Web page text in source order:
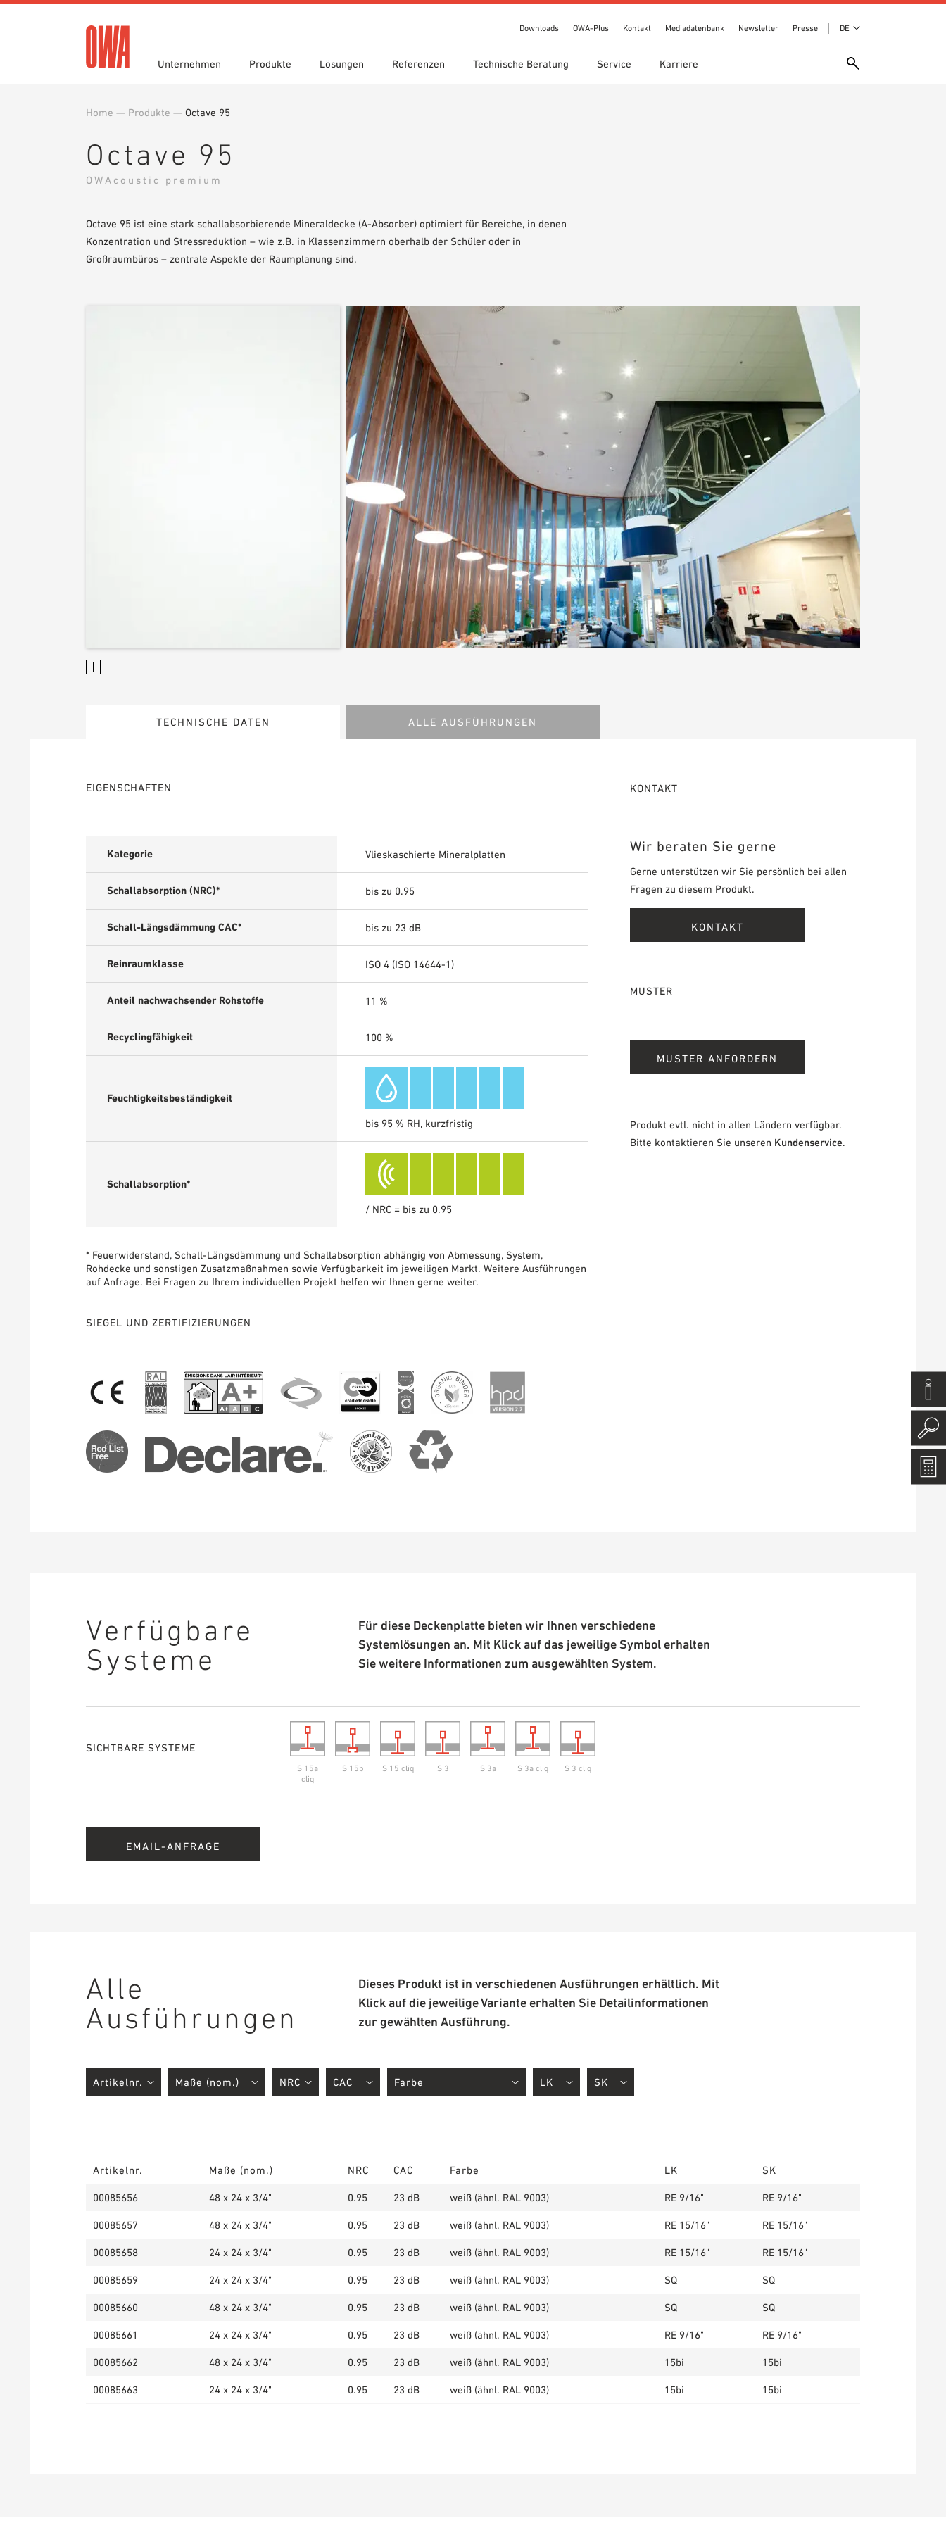
Downloads OWA-Plus Kontakt Mediadatenbank Newsletter Presse DE
Unternehmen
Historie
Nachhaltigkeit
Karriere
Produkte
Produktübersicht
Lösungen
Funktionen
Referenzen Technische Beratung Service
Ausschreibungstexte
Planungshilfen
OWA-Schulungen
Karriere
Jobportal
Home — Produkte — Octave 95
Octave 95
OWAcoustic premium
Octave 95 ist eine stark schallabsorbierende Mineraldecke (A-Absorber) optimiert für Bereiche, in denen
Konzentration und Stressreduktion – wie z.B. in Klassenzimmern oberhalb der Schüler oder in
Großraumbüros – zentrale Aspekte der Raumplanung sind.
TECHNISCHE DATEN ALLE AUSFÜHRUNGEN
EIGENSCHAFTEN
Kategorie Vlieskaschierte Mineralplatten
Schallabsorption (NRC)* bis zu 0.95
Schall-Längsdämmung CAC* bis zu 23 dB
Reinraumklasse ISO 4 (ISO 14644-1)
Anteil nachwachsender Rohstoffe 11 %
Recyclingfähigkeit 100 %
Feuchtigkeitsbeständigkeit
bis 95 % RH, kurzfristig
Schallabsorption*
/ NRC = bis zu 0.95
* Feuerwiderstand, Schall-Längsdämmung und Schallabsorption abhängig von Abmessung, System,
Rohdecke und sonstigen Zusatzmaßnahmen sowie Verfügbarkeit im jeweiligen Markt. Weitere Ausführungen
auf Anfrage. Bei Fragen zu Ihrem individuellen Projekt helfen wir Ihnen gerne weiter.
SIEGEL UND ZERTIFIZIERUNGEN
KONTAKT
Wir beraten Sie gerne
Gerne unterstützen wir Sie persönlich bei allen
Fragen zu diesem Produkt.
KONTAKT
MUSTER
MUSTER ANFORDERN
Produkt evtl. nicht in allen Ländern verfügbar.
Bitte kontaktieren Sie unseren Kundenservice.
Verfügbare
Systeme
Für diese Deckenplatte bieten wir Ihnen verschiedene
Systemlösungen an. Mit Klick auf das jeweilige Symbol erhalten
Sie weitere Informationen zum ausgewählten System.
SICHTBARE SYSTEME
S 15a
cliq
S 15b S 15 cliq S 3 S 3a S 3a cliq S 3 cliq
EMAIL-ANFRAGE
Alle
Ausführungen
Dieses Produkt ist in verschiedenen Ausführungen erhältlich. Mit
Klick auf die jeweilige Variante erhalten Sie Detailinformationen
zur gewählten Ausführung.
Artikelnr. Maße (nom.) NRC CAC Farbe LK SK
00085656 48 x 24 x 3/4" 0.95 23 dB weiß (ähnl. RAL 9003) RE 9/16" RE 9/16"
00085657 48 x 24 x 3/4" 0.95 23 dB weiß (ähnl. RAL 9003) RE 15/16" RE 15/16"
00085658 24 x 24 x 3/4" 0.95 23 dB weiß (ähnl. RAL 9003) RE 15/16" RE 15/16"
00085659 24 x 24 x 3/4" 0.95 23 dB weiß (ähnl. RAL 9003) SQ SQ
00085660 48 x 24 x 3/4" 0.95 23 dB weiß (ähnl. RAL 9003) SQ SQ
00085661 24 x 24 x 3/4" 0.95 23 dB weiß (ähnl. RAL 9003) RE 9/16" RE 9/16"
00085662 48 x 24 x 3/4" 0.95 23 dB weiß (ähnl. RAL 9003) 15bi 15bi
00085663 24 x 24 x 3/4" 0.95 23 dB weiß (ähnl. RAL 9003) 15bi 15bi